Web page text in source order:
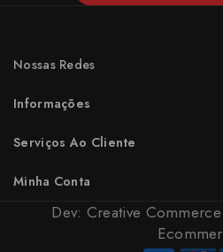
Nossas Redes
Informações
Serviços Ao Cliente
Minha Conta
Dev: Creative